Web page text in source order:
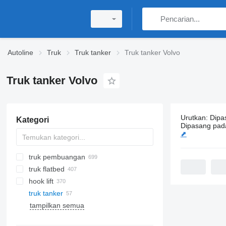
Autoline Truk Truk tanker Truk tanker Volvo
Truk tanker Volvo
Kategori
truk pembuangan
truk flatbed
hook lift
truk tanker
tampilkan semua
57 iklan:
Urutkan:
Dipasang
⬈